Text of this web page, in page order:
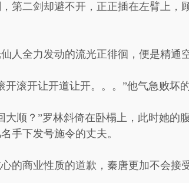
第二剑却避不开，正正插在左臂上，
人全力发动的流光正徘徊，便是精通
开滚开让开道让开。。。”他气急败坏
大顺？”罗林斜倚在卧榻上，此时她
手下发号施令的丈夫。
的商业性质的道歉，秦唐更加不会接受